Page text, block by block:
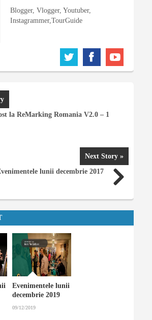
Blogger, Vlogger, Youtuber,
Instagrammer,TourGuide
la ReMarking Romania V2.0 – 1
Next Story »
lunii decembrie 2017
Evenimentele lunii
decembrie 2019
09/12/2019